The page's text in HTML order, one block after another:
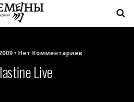
• Нет Комментариев
Live